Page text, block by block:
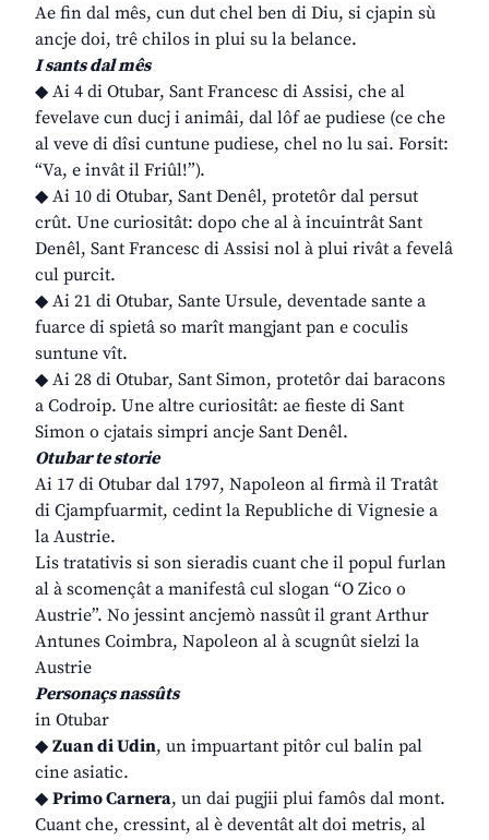
Ae fin dal mês, cun dut chel ben di Diu, si cjapin sù
ancje doi, trê chilos in plui su la belance.
I sants dal mês
◆ Ai 4 di Otubar, Sant Francesc di Assisi, che al
fevelave cun ducj i animâi, dal lôf ae pudiese (ce che
al veve di dîsi cuntune pudiese, chel no lu sai. Forsit:
“Va, e invât il Friûl!”).
◆ Ai 10 di Otubar, Sant Denêl, protetôr dal persut
crût. Une curiositât: dopo che al à incuintrât Sant
Denêl, Sant Francesc di Assisi nol à plui rivât a fevelâ
cul purcit.
◆ Ai 21 di Otubar, Sante Ursule, deventade sante a
fuarce di spietâ so marît mangjant pan e coculis
suntune vît.
◆ Ai 28 di Otubar, Sant Simon, protetôr dai baracons
a Codroip. Une altre curiositât: ae fieste di Sant
Simon o cjatais simpri ancje Sant Denêl.
Otubar te storie
Ai 17 di Otubar dal 1797, Napoleon al firmà il Tratât
di Cjampfuarmit, cedint la Republiche di Vignesie a
la Austrie.
Lis tratativis si son sieradis cuant che il popul furlan
al à scomençât a manifestâ cul slogan “O Zico o
Austrie”. No jessint ancjemò nassût il grant Arthur
Antunes Coimbra, Napoleon al à scugnût sielzi la
Austrie
Personaçs nassûts
in Otubar
◆ Zuan di Udin, un impuartant pitôr cul balin pal
cine asiatic.
◆ Primo Carnera, un dai pugjii plui famôs dal mont.
Cuant che, cressint, al è deventât alt doi metris, al